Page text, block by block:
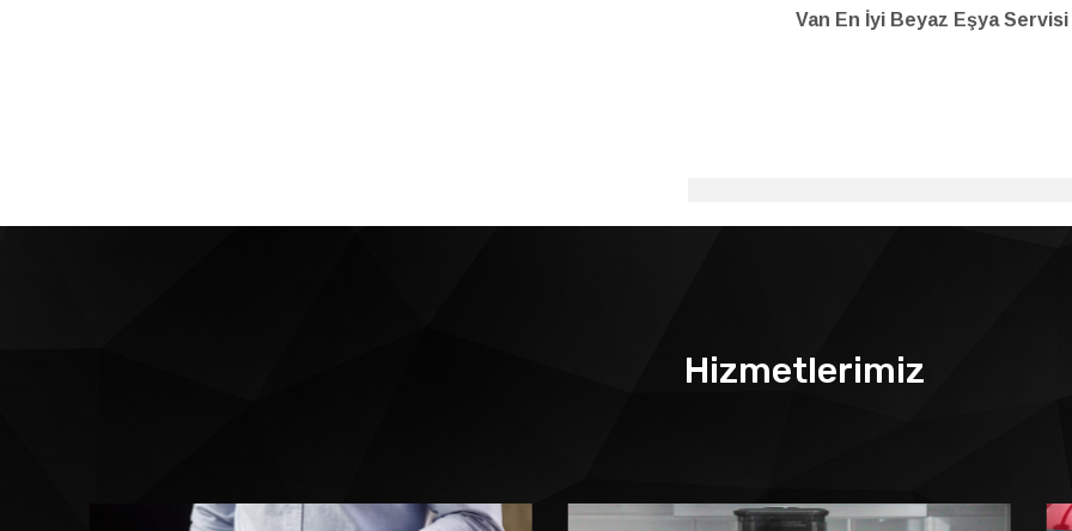
Van En İyi Beyaz Eşya Servisi
Hizmetlerimiz